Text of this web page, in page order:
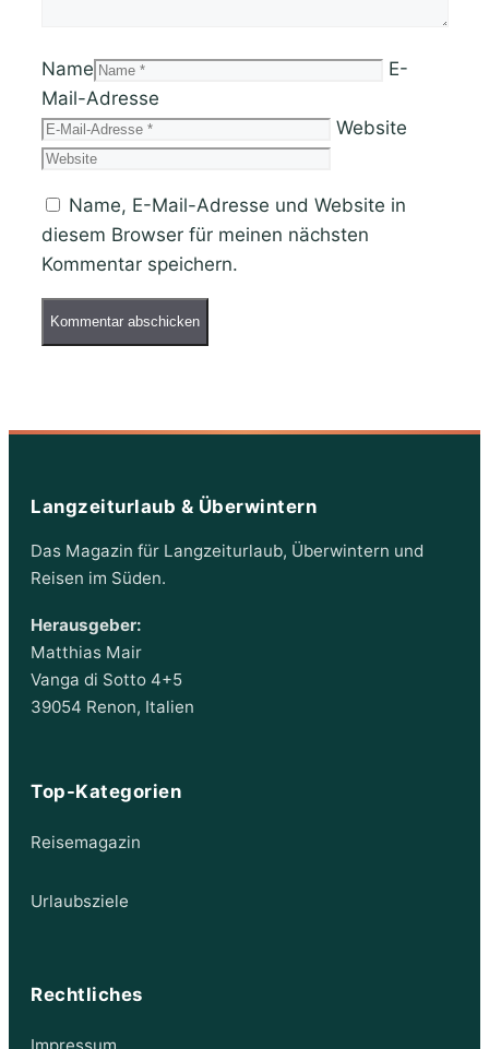
Name
E-
Mail-Adresse
Website
Name, E-Mail-Adresse und Website in
diesem Browser für meinen nächsten
Kommentar speichern.
Langzeiturlaub & Überwintern
Das Magazin für Langzeiturlaub, Überwintern und
Reisen im Süden.
Herausgeber:
Matthias Mair
Vanga di Sotto 4+5
39054 Renon, Italien
Top-Kategorien
Reisemagazin
Urlaubsziele
Rechtliches